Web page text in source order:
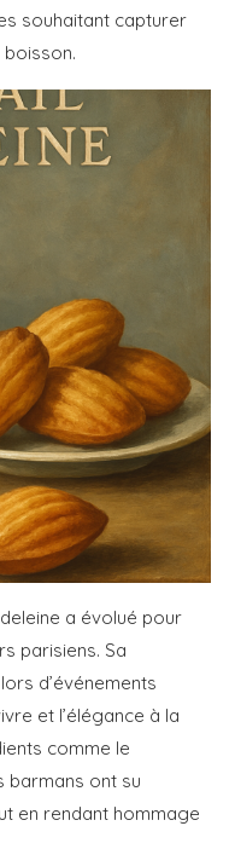
souhaitant capturer
boisson.
a évolué pour
parisiens. Sa
d’événements
et l’élégance à la
comme le
barmans ont su
en rendant hommage